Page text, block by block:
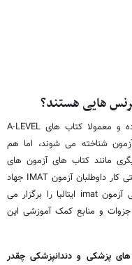
هایی هستند؟
آزمون آیمت یک آزمون در سطح A-LEVEL بوده و معمولا کتاب های A-LEVEL
شناخته می شوند، اما هم
مانند کتاب های آزمون های
BMAT و یا MCAT نیز اشاره کرد. به منظور راحتی کار داوطلبان آزمون IMAT جهاد
دانشگاهی علوم پزشکی تهران دوره های آمادگی آزمون imat ایتالیا را برگزار می
جزوات و منابع کمک آموزشی این
های پزشکی و دندانپزشکی چقدر